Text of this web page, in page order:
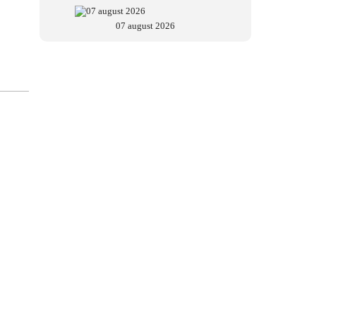
07 august 2026